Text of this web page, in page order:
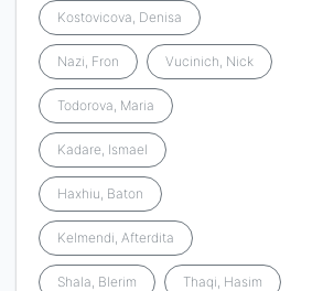
Kostovicova, Denisa
Nazi, Fron Vucinich, Nick
Todorova, Maria
Kadare, Ismael
Haxhiu, Baton
Kelmendi, Afterdita
Shala, Blerim Thaqi, Hasim